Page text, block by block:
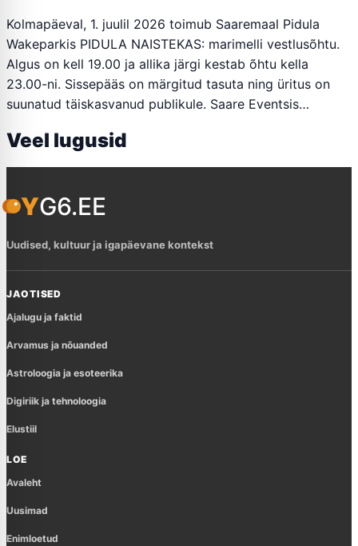
Kolmapäeval, 1. juulil 2026 toimub Saaremaal Pidula
Wakeparkis PIDULA NAISTEKAS: marimelli vestlusõhtu.
Algus on kell 19.00 ja allika järgi kestab õhtu kella
23.00-ni. Sissepääs on märgitud tasuta ning üritus on
suunatud täiskasvanud publikule. Saare Eventsis…
Veel lugusid
YG6.EE
Uudised, kultuur ja igapäevane kontekst
JAOTISED
Ajalugu ja faktid
Arvamus ja nõuanded
Astroloogia ja esoteerika
Digiriik ja tehnoloogia
Elustiil
LOE
Avaleht
Uusimad
Enimloetud